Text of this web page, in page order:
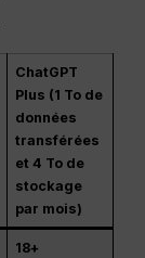
ChatGPT
Plus (1 To de
données
transférées
et 4 To de
stockage
par mois)
18+